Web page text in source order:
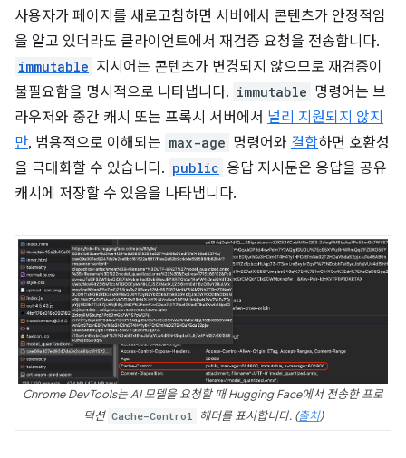
사용자가 페이지를 새로고침하면 서버에서 콘텐츠가 안정적임
을 알고 있더라도 클라이언트에서 재검증 요청을 전송합니다.
immutable 지시어는 콘텐츠가 변경되지 않으므로 재검증이
불필요함을 명시적으로 나타냅니다. immutable 명령어는 브
라우저와 중간 캐시 또는 프록시 서버에서 널리 지원되지 않지
만, 범용적으로 이해되는 max-age 명령어와 결합하면 호환성
을 극대화할 수 있습니다. public 응답 지시문은 응답을 공유
캐시에 저장할 수 있음을 나타냅니다.
Chrome DevTools는 AI 모델을 요청할 때 Hugging Face에서 전송한 프로
덕션 Cache-Control 헤더를 표시합니다. (출처)